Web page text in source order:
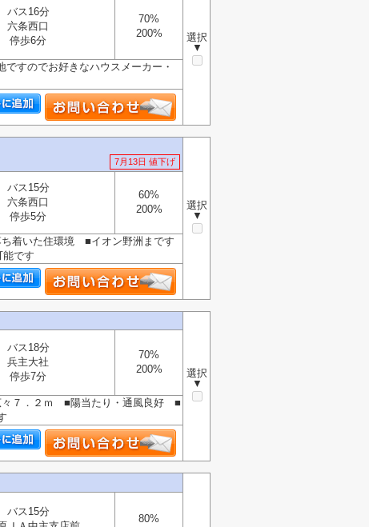
選択
▼
バス16分
六条西口
停歩6分
70%
200%
すのでお好きなハウスメーカー・
7月13日 値下げ
選択
▼
バス15分
六条西口
停歩5分
60%
200%
着いた住環境 ■イオン野洲まです
です
選択
▼
バス18分
兵主大社
停歩7分
70%
200%
７．２ｍ ■陽当たり・通風良好 ■
バス15分
80%